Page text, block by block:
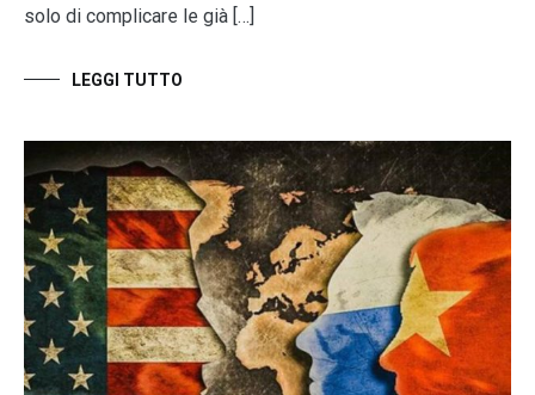
solo di complicare le già […]
LEGGI TUTTO